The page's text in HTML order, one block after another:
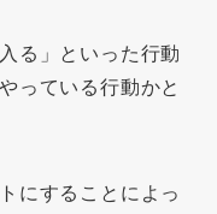
る」といった行動
っている行動かと
にすることによっ